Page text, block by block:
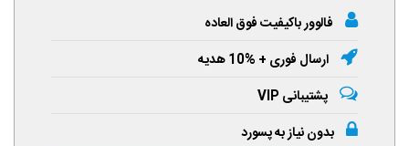
فالوور باکیفیت فوق العاده
ارسال فوری + %10 هدیه
پشتیبانی VIP
بدون نیاز به پسورد